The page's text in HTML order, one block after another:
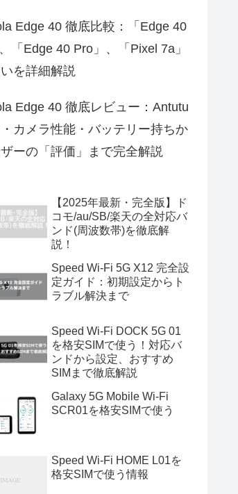
Edge 40 徹底比較：「Edge 40
「Edge 40 Pro」、「Pixel 7a」
を詳細解説
Edge 40 徹底レビュー：Antutu
カメラ性能・バッテリー持ちか
ーの「評価」まで完全解説
【2025年最新・完全版】ド
コモ/au/SB/楽天の全対応バ
ンド(周波数帯)を徹底解
説！
Speed Wi-Fi 5G X12 完全設
定ガイド：初期設定からト
ラブル解決まで
Speed Wi-Fi DOCK 5G 01
を格安SIMで使う！対応バ
ンドから設定、おすすめ
SIMまで徹底解説
Galaxy 5G Mobile Wi-Fi
SCR01を格安SIMで使う
Speed Wi-Fi HOME L01を
格安SIMで使う情報